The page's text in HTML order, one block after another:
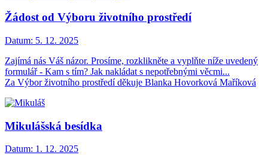
Žádost od Výboru životního prostředí
Datum: 5. 12. 2025
Zajímá nás Váš názor. Prosíme, rozklikněte a vyplňte níže uvedený
formulář - Kam s tím? Jak nakládat s nepotřebnými věcmi...
Za Výbor životního prostředí děkuje Blanka Hovorková Maříková
Mikulášská besídka
Datum: 1. 12. 2025